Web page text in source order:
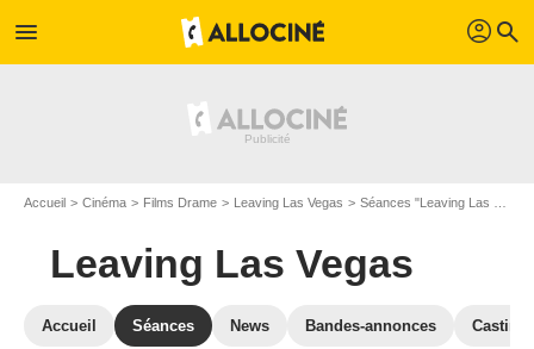
menu profil search
Accueil Cinéma Films Drame Leaving Las Vegas Séances "Leaving Las Vegas"
Leaving Las Vegas
Accueil Séances News Bandes-annonces Casting